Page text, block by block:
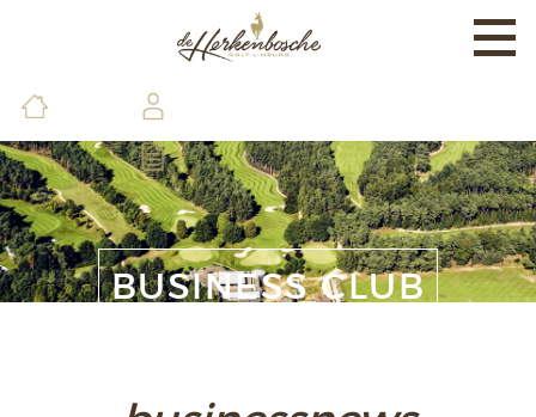
EXPERIENCE
BANEN & LAND
BRASSERIE & FACILITEITEN
DE GOLFSCHOOLBUSINESS CLUB